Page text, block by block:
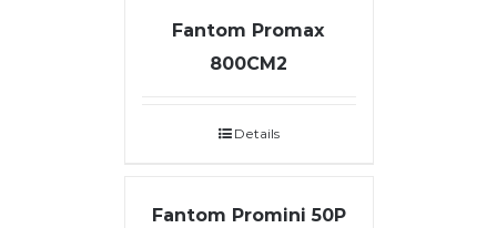
Fantom Promax
800CM2
Details
Fantom Promini 50P